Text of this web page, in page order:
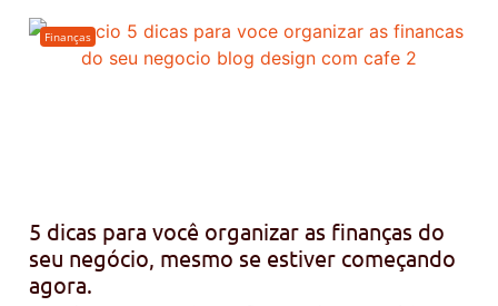
Finanças
5 dicas para você organizar as finanças do
seu negócio, mesmo se estiver começando
agora.